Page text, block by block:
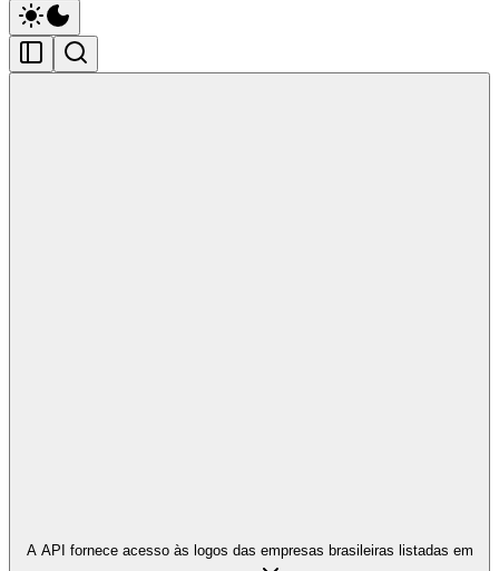
A API fornece acesso às logos das empresas brasileiras listadas em